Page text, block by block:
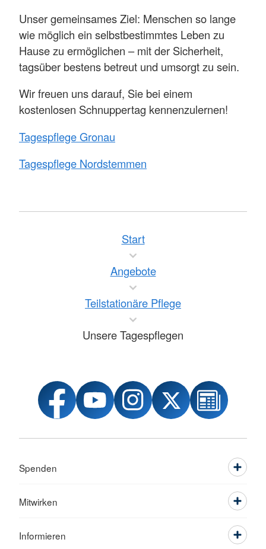
Unser gemeinsames Ziel: Menschen so lange
wie möglich ein selbstbestimmtes Leben zu
Hause zu ermöglichen – mit der Sicherheit,
tagsüber bestens betreut und umsorgt zu sein.
Wir freuen uns darauf, Sie bei einem
kostenlosen Schnuppertag kennenzulernen!
Tagespflege Gronau
Tagespflege Nordstemmen
Start
Angebote
Teilstationäre Pflege
Unsere Tagespflegen
Spenden
Mitwirken
Informieren